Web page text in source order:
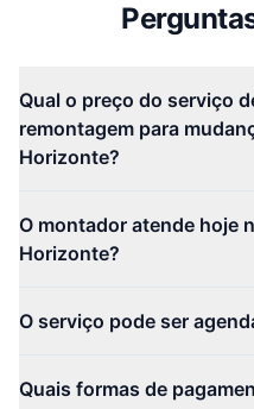
Qual o preço do serviço
remontagem para
Horizonte?
O montador atende hoje
Horizonte?
O serviço pode ser
Quais formas de